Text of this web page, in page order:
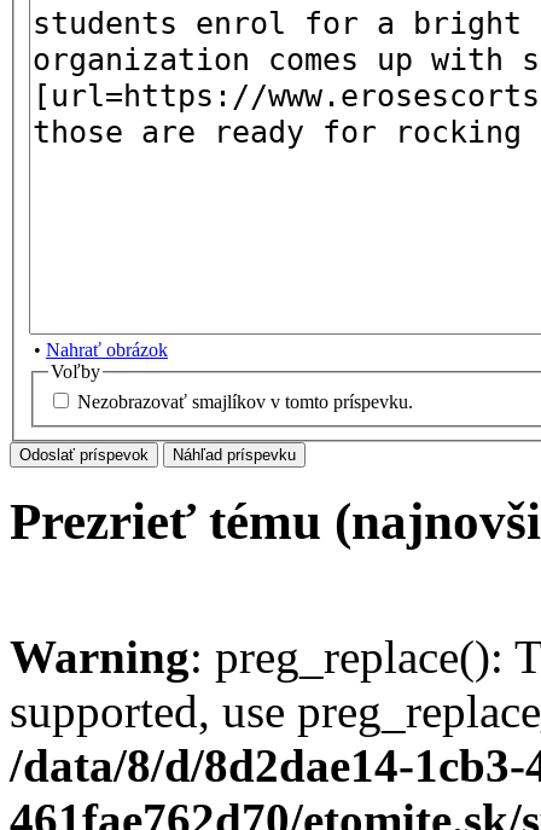
• Nahrať obrázok
Voľby
Nezobrazovať smajlíkov v tomto príspevku.
Prezrieť tému
Warning: preg_replace():
supported, use
/data/8/d/8d2dae14-1cb3-